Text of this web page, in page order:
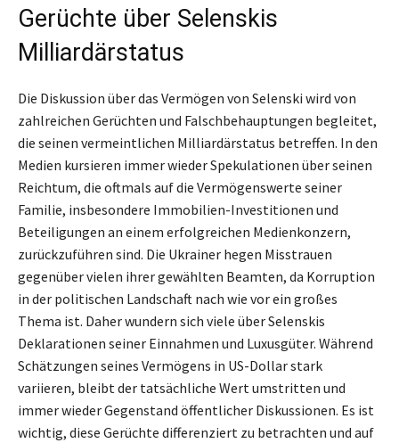
Gerüchte über Selenskis
Milliardärstatus
Die Diskussion über das Vermögen von Selenski wird von
zahlreichen Gerüchten und Falschbehauptungen begleitet,
die seinen vermeintlichen Milliardärstatus betreffen. In den
Medien kursieren immer wieder Spekulationen über seinen
Reichtum, die oftmals auf die Vermögenswerte seiner
Familie, insbesondere Immobilien-Investitionen und
Beteiligungen an einem erfolgreichen Medienkonzern,
zurückzuführen sind. Die Ukrainer hegen Misstrauen
gegenüber vielen ihrer gewählten Beamten, da Korruption
in der politischen Landschaft nach wie vor ein großes
Thema ist. Daher wundern sich viele über Selenskis
Deklarationen seiner Einnahmen und Luxusgüter. Während
Schätzungen seines Vermögens in US-Dollar stark
variieren, bleibt der tatsächliche Wert umstritten und
immer wieder Gegenstand öffentlicher Diskussionen. Es ist
wichtig, diese Gerüchte differenziert zu betrachten und auf